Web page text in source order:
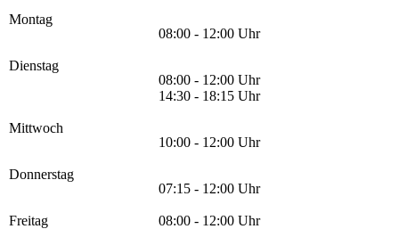
Montag
08:00 - 12:00 Uhr
Dienstag
08:00 - 12:00 Uhr
14:30 - 18:15 Uhr
Mittwoch
10:00 - 12:00 Uhr
Donnerstag
07:15 - 12:00 Uhr
Freitag 08:00 - 12:00 Uhr